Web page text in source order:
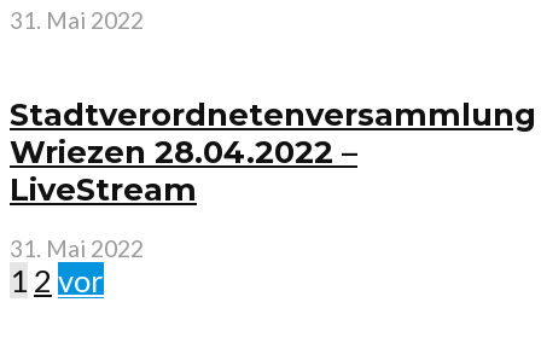
31. Mai 2022
Stadtverordnetenversammlung
Wriezen 28.04.2022 –
LiveStream
31. Mai 2022
1 2 vor